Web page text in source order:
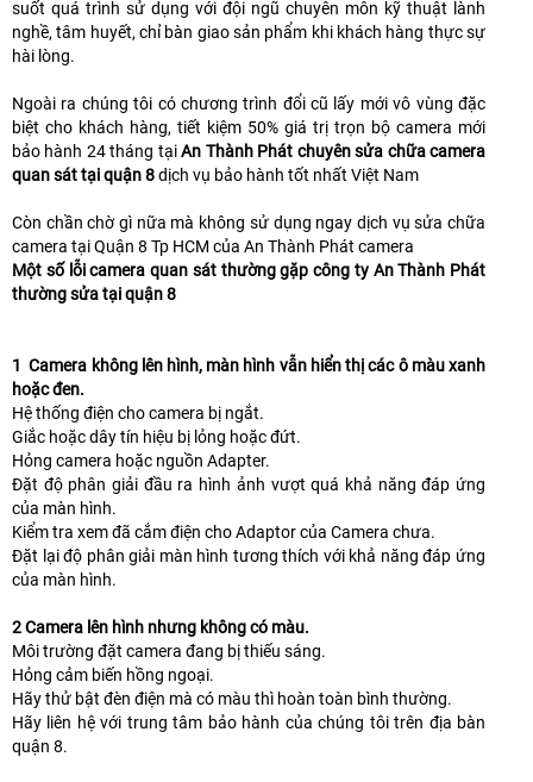
suốt quá trình sử dụng với đội ngũ chuyên môn kỹ thuật lành
nghề, tâm huyết, chỉ bàn giao sản phẩm khi khách hàng thực sự
hài lòng.
Ngoài ra chúng tôi có chương trình đổi cũ lấy mới vô vùng đặc
biệt cho khách hàng, tiết kiệm 50% giá trị trọn bộ camera mới
bảo hành 24 tháng tạiAn Thành Phát chuyên sửa chữa camera
quan sát tại quận 8dịch vụ bảo hành tốt nhất Việt Nam
Còn chần chờ gì nữa mà không sử dụng ngay dịch vụ sửa chữa
camera tại Quận 8 Tp HCM của An Thành Phát camera
Một số lỗi camera quan sát thường gặp công ty An Thành Phát
thường sửa tại quận 8
1 Camera không lên hình, màn hình vẫn hiển thị các ô màu xanh
hoặc đen.
Hệ thống điện cho camera bị ngắt.
Giắc hoặc dây tín hiệu bị lỏng hoặc đứt.
Hỏng camera hoặc nguồn Adapter.
Đặt độ phân giải đầu ra hình ảnh vượt quá khả năng đáp ứng
của màn hình.
Kiểm tra xem đã cắm điện cho Adaptor của Camera chưa.
Đặt lại độ phân giải màn hình tương thích với khả năng đáp ứng
của màn hình.
2 Camera lên hình nhưng không có màu.
Môi trường đặt camera đang bị thiếu sáng.
Hỏng cảm biến hồng ngoại.
Hãy thử bật đèn điện mà có màu thì hoàn toàn bình thường.
Hãy liên hệ với trung tâm bảo hành của chúng tôi trên địa bàn
quận 8.